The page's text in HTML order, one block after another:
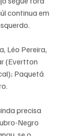
continua em
Léo Pereira,
(Evertton
Paquetá
precisa
Negro